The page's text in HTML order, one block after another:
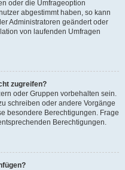
oder die Umfrageoption
abgestimmt haben, so kann
Administratoren geändert oder
von laufenden Umfragen
zugreifen?
oder Gruppen vorbehalten sein.
schreiben oder andere Vorgänge
besondere Berechtigungen. Frage
Berechtigungen.